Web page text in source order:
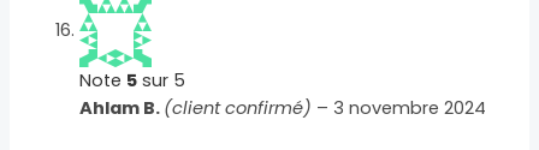
Note 5 sur 5
Ahlam B. (client confirmé) – 3 novembre 2024